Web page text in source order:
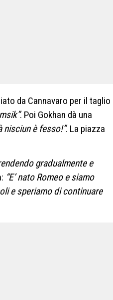
da Cannavaro per il taglio
. Poi Gokhan dà una
nisciun è fesso!”. La piazza
gradualmente e
“E’ nato Romeo e siamo
e speriamo di continuare